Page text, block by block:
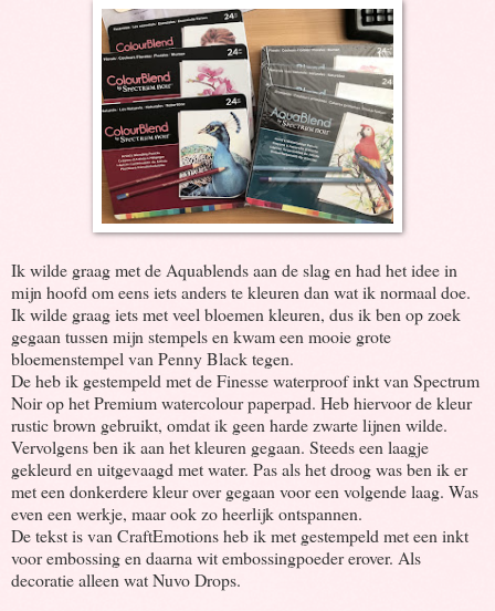
Ik wilde graag met de Aquablends aan de slag en had het idee in
mijn hoofd om eens iets anders te kleuren dan wat ik normaal doe.
Ik wilde graag iets met veel bloemen kleuren, dus ik ben op zoek
gegaan tussen mijn stempels en kwam een mooie grote
bloemenstempel van Penny Black tegen.
De heb ik gestempeld met de Finesse waterproof inkt van Spectrum
Noir op het Premium watercolour paperpad. Heb hiervoor de kleur
rustic brown gebruikt, omdat ik geen harde zwarte lijnen wilde.
Vervolgens ben ik aan het kleuren gegaan. Steeds een laagje
gekleurd en uitgevaagd met water. Pas als het droog was ben ik er
met een donkerdere kleur over gegaan voor een volgende laag. Was
even een werkje, maar ook zo heerlijk ontspannen.
De tekst is van CraftEmotions heb ik met gestempeld met een inkt
voor embossing en daarna wit embossingpoeder erover. Als
decoratie alleen wat Nuvo Drops.